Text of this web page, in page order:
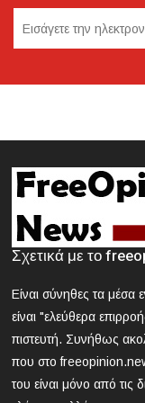
2024-03-21
Θεσσαλονίκη:
δρεπάνι και
2024-03-21
Κοζάνη:
2024-03-21
ΕΟΔΥ: Nέος
2024-03-21
Σχετικά με το
Είναι σύνηθες τα
είναι "ελεύθερα
πιστευτή. Συνήθως
που στο
του είναι μόνο από τις